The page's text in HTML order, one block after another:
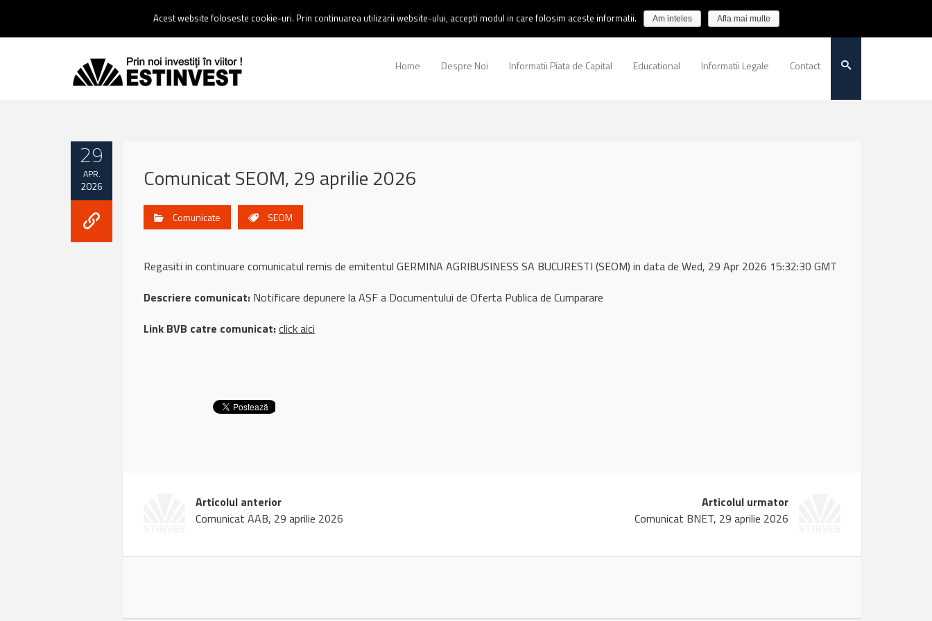
0237 238 900 |Email :contact@estinvest.ro
Home Despre Noi Informatii Piata de Capital Educational Informatii Legale Contact
29
APR.
2026 Comunicat SEOM, 29 aprilie 2026
Comunicate SEOM
Regasiti in continuare comunicatul remis de emitentul GERMINA AGRIBUSINESS SA BUCURESTI (SEOM) in data de Wed, 29 Apr 2026 15:32:30 GMT
Descriere comunicat: Notificare depunere la ASF a Documentului de Oferta Publica de Cumparare
Link BVB catre comunicat:click aici
Articolul anterior
Comunicat AAB, 29 aprilie 2026
Articolul urmator
Comunicat BNET, 29 aprilie 2026
Acest website foloseste cookie-uri. Prin continuarea utilizarii website-ului, accepti modul in care folosim aceste informatii. Am inteles Afla mai multe